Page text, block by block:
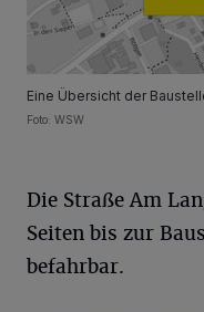
Eine Übersicht der
Foto: WSW
Die Straße Am
Seiten bis zur
befahrbar.